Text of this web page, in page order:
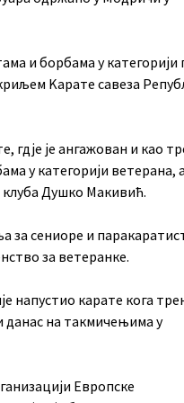
и борбама у категорији
Kарате савеза
гдје је ангажован и као
у категорији ветерана,
клуба Душко Макивић.
за сениоре и
за ветеранке.
напустио карате кога
данас на такмичењима у
Европске